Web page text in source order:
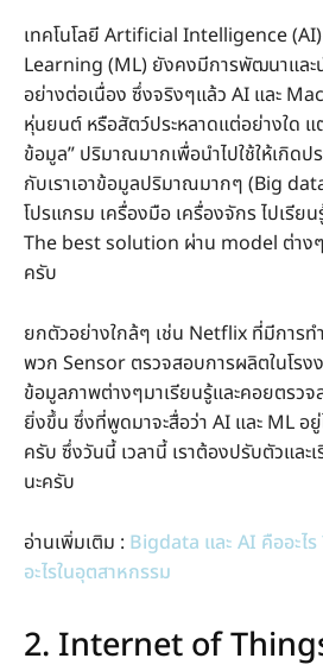
เทคโนโลยี Artificial Intelligence
Learning (ML) ยังคงมีการพัฒนาและ
อย่างต่อเนื่อง ซึ่งจริงๆแล้ว AI และ
หุ่นยนต์ หรือสัตว์ประหลาดแต่อย่างใด แ
ข้อมูล” ปริมาณมากเพื่อนำไปใช้ให้เกิด
กับเราเอาข้อมูลปริมาณมากๆ (Big
โปรแกรม เครื่องมือ เครื่องจักร ไปเรีย
The best solution ผ่าน model ต่างๆ
ครับ
ยกตัวอย่างใกล้ๆ เช่น Netflix ที่มีการท
พวก Sensor ตรวจสอบการผลิตในโรง
ข้อมูลภาพต่างๆมาเรียนรู้และคอยตรว
ยิ่งขึ้น ซึ่งที่พูดมาจะสื่อว่า AI และ ML อ
ครับ ซึ่งวันนี้ เวลานี้ เราต้องปรับตัวและ
นะครับ
อ่านเพิ่มเติม : Bigdata และ AI คืออะไร
อะไรในอุตสาหกรรม
2. Internet of